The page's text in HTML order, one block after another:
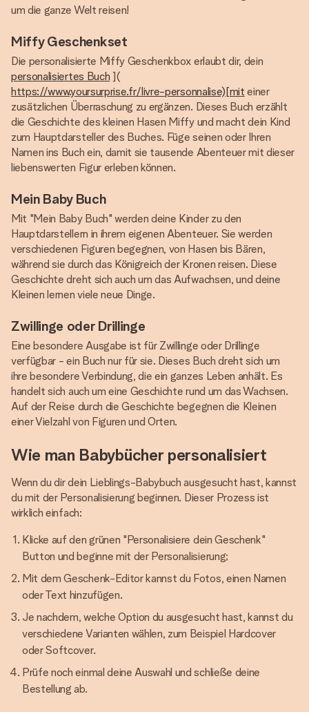
um die ganze Welt reisen!
Miffy Geschenkset
Die personalisierte Miffy Geschenkbox erlaubt dir, dein
personalisiertes Buch ](
https://www.yoursurprise.fr/livre-personnalise)[mit einer
zusätzlichen Überraschung zu ergänzen. Dieses Buch erzählt
die Geschichte des kleinen Hasen Miffy und macht dein Kind
zum Hauptdarsteller des Buches. Füge seinen oder Ihren
Namen ins Buch ein, damit sie tausende Abenteuer mit dieser
liebenswerten Figur erleben können.
Mein Baby Buch
Mit "Mein Baby Buch" werden deine Kinder zu den
Hauptdarstellern in ihrem eigenen Abenteuer. Sie werden
verschiedenen Figuren begegnen, von Hasen bis Bären,
während sie durch das Königreich der Kronen reisen. Diese
Geschichte dreht sich auch um das Aufwachsen, und deine
Kleinen lernen viele neue Dinge.
Zwillinge oder Drillinge
Eine besondere Ausgabe ist für Zwillinge oder Drillinge
verfügbar - ein Buch nur für sie. Dieses Buch dreht sich um
ihre besondere Verbindung, die ein ganzes Leben anhält. Es
handelt sich auch um eine Geschichte rund um das Wachsen.
Auf der Reise durch die Geschichte begegnen die Kleinen
einer Vielzahl von Figuren und Orten.
Wie man Babybücher personalisiert
Wenn du dir dein Lieblings-Babybuch ausgesucht hast, kannst
du mit der Personalisierung beginnen. Dieser Prozess ist
wirklich einfach:
Klicke auf den grünen "Personalisiere dein Geschenk"
Button und beginne mit der Personalisierung;
Mit dem Geschenk-Editor kannst du Fotos, einen Namen
oder Text hinzufügen.
Je nachdem, welche Option du ausgesucht hast, kannst du
verschiedene Varianten wählen, zum Beispiel Hardcover
oder Softcover.
Prüfe noch einmal deine Auswahl und schließe deine
Bestellung ab.